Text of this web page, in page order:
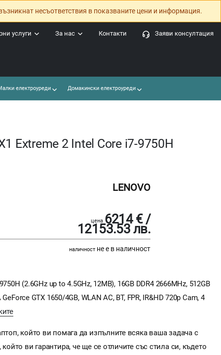
несъответствия в показваните цени и информация.
Заяви консултация
Контакти
За нас
услуги
електроуреди Домакински електроуреди
Extreme 2 Intel Core i7-9750H
LENOVO
цена 6214 € /
12153.53 лв.
наличност не е в наличност
(2.6GHz up to 4.5GHz, 12MB), 16GB DDR4 2666MHz, 512GB
GTX 1650/4GB, WLAN AC, BT, FPR, IR&HD 720p Cam, 4
който ви помага да изпълните всяка ваша задача с
ви гарантира, че ще се отличите със стила си, където